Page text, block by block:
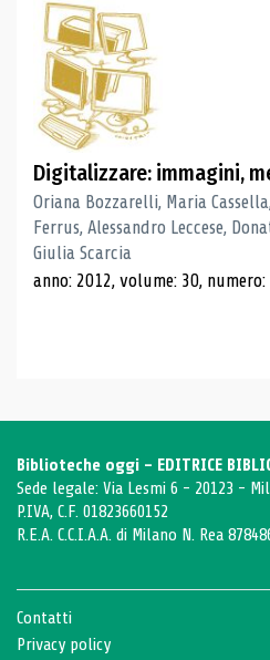
Digitalizzare: immagini,
Oriana Bozzarelli, Maria
Ferrus, Alessandro Leccese,
Giulia Scarcia
anno: 2012, volume: 30, numero:
Biblioteche oggi - EDITRICE
Sede legale: Via Lesmi 6 - 20123 -
P.IVA, C.F. 01823660152
R.E.A. C.C.I.A.A. di Milano N. Rea
Contatti
Privacy policy